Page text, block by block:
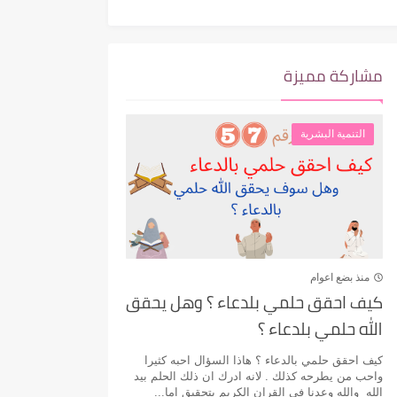
مشاركة مميزة
التنمية البشرية
منذ بضع اعوام
كيف احقق حلمي بلدعاء ؟ وهل يحقق
الله حلمي بلدعاء ؟
كيف احقق حلمي بالدعاء ؟ هاذا السؤال احبه كثيرا
واحب من يطرحه كذلك . لانه ادرك ان ذلك الحلم بيد
الله والله وعدنا في القران الكريم بتحقيق اما...